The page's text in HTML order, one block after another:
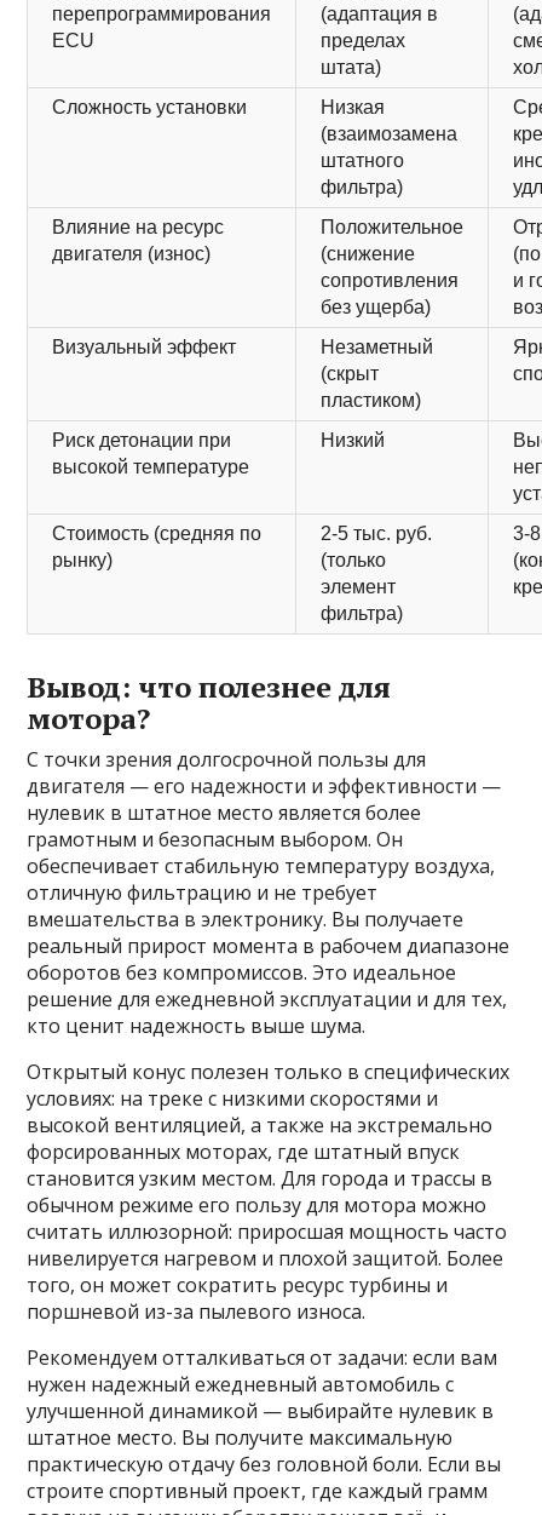
перепрограммирования
ECU
(адаптация в
пределах
штата)
Сложность установки
Низкая
(взаимозамена
штатного
фильтра)
Влияние на ресурс
двигателя (износ)
Положительное
(снижение
сопротивления
без ущерба)
и
Визуальный эффект
Незаметный
(скрыт
пластиком)
Риск детонации при
высокой температуре
Низкий
Стоимость (средняя по
рынку)
2-5 тыс. руб.
(только
элемент
фильтра)
3-
Вывод: что полезнее для
мотора?
С точки зрения долгосрочной пользы для
двигателя — его надежности и эффективности —
нулевик в штатное место является более
грамотным и безопасным выбором. Он
обеспечивает стабильную температуру воздуха,
отличную фильтрацию и не требует
вмешательства в электронику. Вы получаете
реальный прирост момента в рабочем диапазоне
оборотов без компромиссов. Это идеальное
решение для ежедневной эксплуатации и для тех,
кто ценит надежность выше шума.
Открытый конус полезен только в специфических
условиях: на треке с низкими скоростями и
высокой вентиляцией, а также на экстремально
форсированных моторах, где штатный впуск
становится узким местом. Для города и трассы в
обычном режиме его пользу для мотора можно
считать иллюзорной: приросшая мощность часто
нивелируется нагревом и плохой защитой. Более
того, он может сократить ресурс турбины и
поршневой из-за пылевого износа.
Рекомендуем отталкиваться от задачи: если вам
нужен надежный ежедневный автомобиль с
улучшенной динамикой — выбирайте нулевик в
штатное место. Вы получите максимальную
практическую отдачу без головной боли. Если вы
строите спортивный проект, где каждый грамм